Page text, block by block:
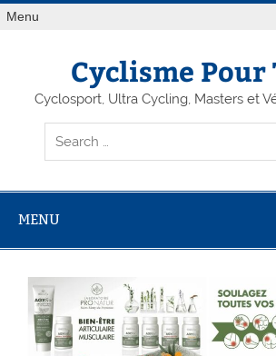
Menu
Cyclisme Pour
Cyclosport, Ultra Cycling, Masters et
MENU